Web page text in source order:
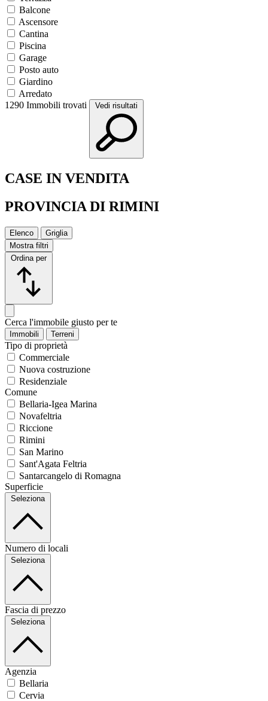
Balcone
Ascensore
Cantina
Piscina
Garage
Posto auto
Giardino
Arredato
1290 Immobili trovati Vedi risultati
CASE IN VENDITA
PROVINCIA DI RIMINI
Elenco
Griglia
Mostra filtri
Ordina per
Cerca l'immobile giusto per te
Immobili Terreni
Tipo di proprietà
Commerciale
Nuova costruzione
Residenziale
Comune
Bellaria-Igea Marina
Novafeltria
Riccione
Rimini
San Marino
Sant'Agata Feltria
Santarcangelo di Romagna
Superficie
Numero di locali
Fascia di prezzo
Agenzia
Bellaria
Cervia